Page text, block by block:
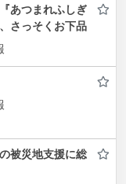
あつまれふしぎ
さっそくお下品
被災地支援に総